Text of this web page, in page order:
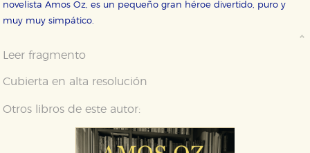
novelista Amos Oz, es un pequeño gran héroe divertido, puro y
muy muy simpático.
Leer fragmento
Cubierta en alta resolución
Otros libros de este autor: